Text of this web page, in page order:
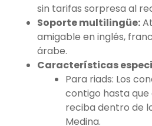
sin tarifas sorpresa al
Soporte multilingüe:
amigable en inglés,
árabe.
Características
Para riads: Los
contigo hasta
reciba dentro de
Medina.